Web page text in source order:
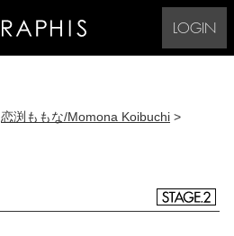
LOGIN
恋渕ももな/Momona Koibuchi >